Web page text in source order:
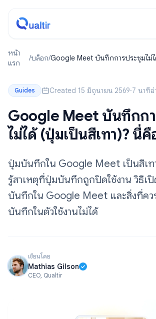
หน้า
แรก
/บล็อก/Google Meet บันทึกการประชุมไม่
Guides Created 15 มิถุนายน 2569·7 นาทีอ่
Google Meet บันทึกกา
ไม่ได้ (ปุ่มเป็นสีเทา)? นี่คื
ปุ่มบันทึกใน Google Meet เป็นสีเท
รู้สาเหตุที่ปุ่มบันทึกถูกปิดใช้งาน วิธีเปิ
บันทึกใน Google Meet และสิ่งที่คว
บันทึกในตัวใช้งานไม่ได้
เขียนโดย
Mathias Gilson
CEO, Qualtir